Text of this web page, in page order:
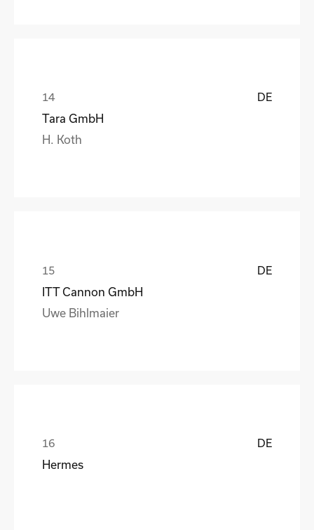
DE
Tara GmbH
H. Koth
DE
ITT Cannon GmbH
Uwe Bihlmaier
DE
Hermes